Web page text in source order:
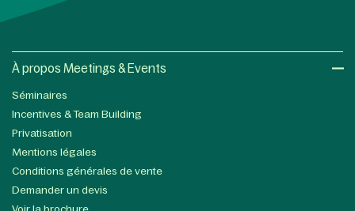
À propos Meetings & Events
Séminaires
Incentives & Team Building
Privatisation
Mentions légales
Conditions générales de vente
Demander un devis